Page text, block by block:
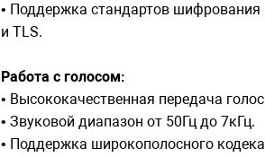
• Поддержка стандартов шифрования
и TLS.
Работа с голосом:
• Высококачественная передача
• Звуковой диапазон от 50Гц до 7кГц.
• Поддержка широкополосного